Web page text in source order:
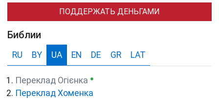
ПОДДЕРЖАТЬ ДЕНЬГАМИ
Библии
RU BY UA EN DE GR LAT
Переклад Огієнка ●
Переклад Хоменка